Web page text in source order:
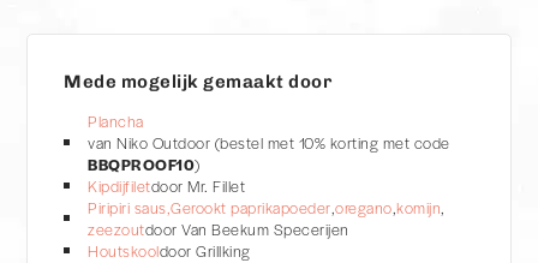
Mede mogelijk gemaakt door
Plancha
van Niko Outdoor (bestel met 10% korting met code
BBQPROOF10)
Kipdijfiletdoor Mr. Fillet
Piripiri saus,Gerookt paprikapoeder,oregano,komijn,
zeezoutdoor Van Beekum Specerijen
Houtskooldoor Grillking